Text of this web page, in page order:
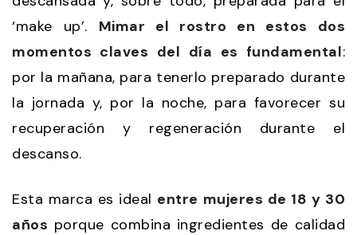
‘make up’. Mimar el rostro en estos dos
momentos claves del día es fundamental:
por la mañana, para tenerlo preparado durante
la jornada y, por la noche, para favorecer su
recuperación y regeneración durante el
descanso.
Esta marca es ideal entre mujeres de 18 y 30
años porque combina ingredientes de calidad